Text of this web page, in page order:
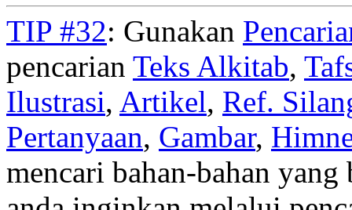
TIP #32: Gunakan
pencarian Teks Alkitab,
Ilustrasi, Artikel, Ref.
Pertanyaan, Gambar,
mencari bahan-bahan